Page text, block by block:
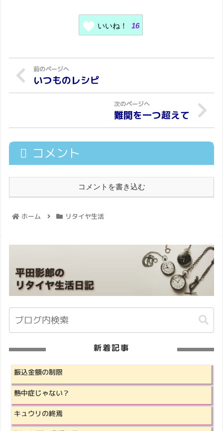
いいね！ 16
いつものレシピ
難関を一つ超えて
コメント
コメントを書き込む
ホーム リタイヤ生活
新着記事
振込金額の制限
熱中症じゃない？
キュウリの終焉